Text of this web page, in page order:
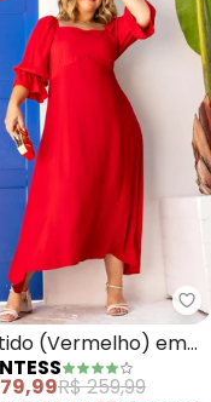
Vestido (Azul
(Vermelho) em
Plana Sarjada
R$ 259,99